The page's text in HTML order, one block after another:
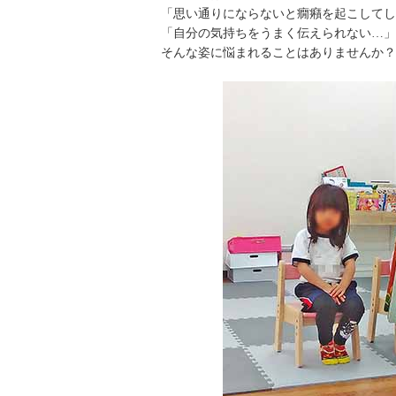
「思い通りにならないと癇癪を起こして
「自分の気持ちをうまく伝えられない…」
そんな姿に悩まれることはありませんか？